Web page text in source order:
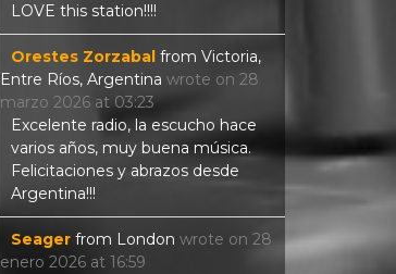
LOVE this station!!!!
Orestes Zorzabal from Victoria,
Entre Ríos, Argentina wrote on 28
marzo 2026 at 03:23
Excelente radio, la escucho hace
varios años, muy buena música.
Felicitaciones y abrazos desde
Argentina!!!
Seager from London wrote on 28
enero 2026 at 16:59